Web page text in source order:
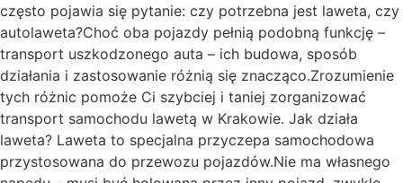
często pojawia się pytanie: czy potrzebna jest laweta, czy
autolaweta?Choć oba pojazdy pełnią podobną funkcję –
transport uszkodzonego auta – ich budowa, sposób
działania i zastosowanie różnią się znacząco.Zrozumienie
tych różnic pomoże Ci szybciej i taniej zorganizować
transport samochodu lawetą w Krakowie. Jak działa
laweta? Laweta to specjalna przyczepa samochodowa
przystosowana do przewozu pojazdów.Nie ma własnego